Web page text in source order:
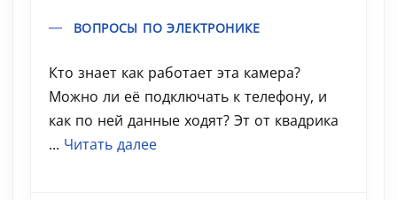
ВОПРОСЫ ПО ЭЛЕКТРОНИКЕ
Кто знает как работает эта камера?
Можно ли её подключать к телефону, и
как по ней данные ходят? Эт от квадрика
... Читать далее